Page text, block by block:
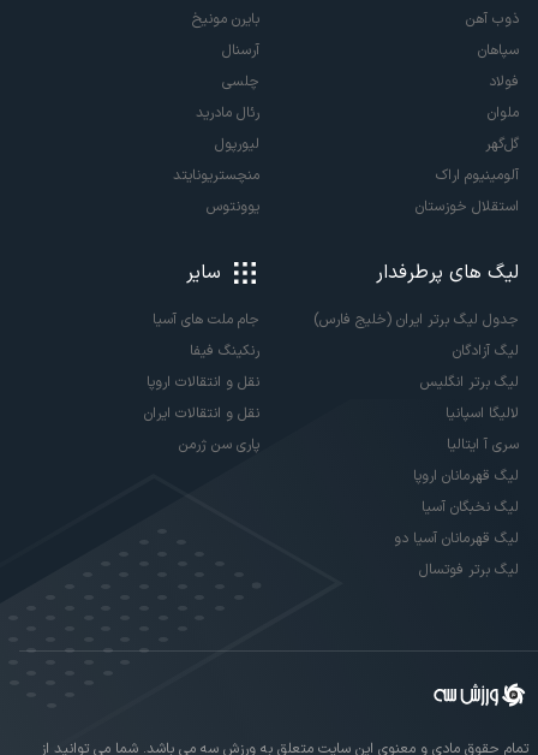
ذوب آهن
سپاهان
فولاد
ملوان
گل‌گهر
آلومینیوم اراک
استقلال خوزستان
بایرن مونیخ
آرسنال
چلسی
رئال مادرید
لیورپول
منچستریونایتد
یوونتوس
لیگ های پرطرفدار
جدول لیگ برتر ایران (خلیج فارس)
لیگ آزادگان
لیگ برتر انگلیس
لالیگا اسپانیا
سری آ ایتالیا
لیگ قهرمانان اروپا
لیگ نخبگان آسیا
لیگ قهرمانان آسیا دو
لیگ برتر فوتسال
سایر
جام ملت های آسیا
رنکینگ فیفا
نقل و انتقالات اروپا
نقل و انتقالات ایران
پاری سن ژرمن
تمام حقوق مادی و معنوی این سایت متعلق به ورزش سه می باشد. شما می توانید از